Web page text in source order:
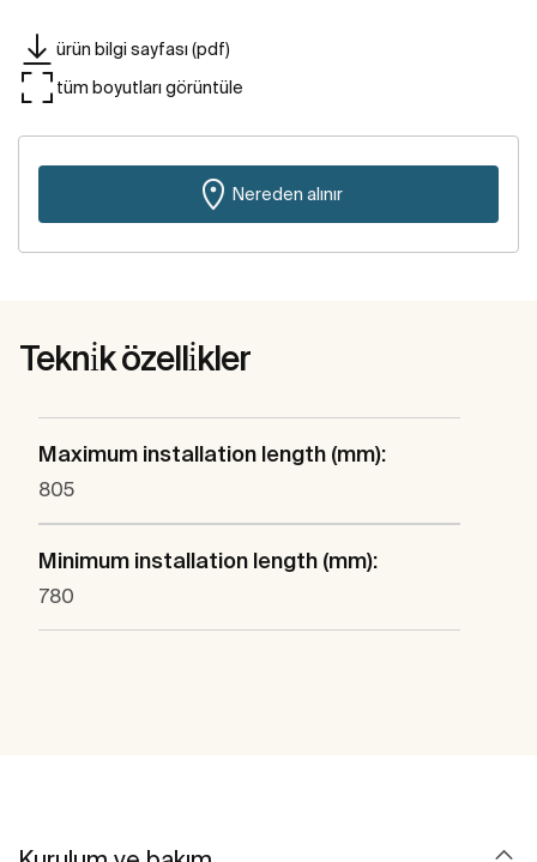
ürün bilgi sayfası (pdf)
tüm boyutları görüntüle
Nereden alınır
Tekni̇k özelli̇kler
Maximum installation length (mm):
805
Minimum installation length (mm):
780